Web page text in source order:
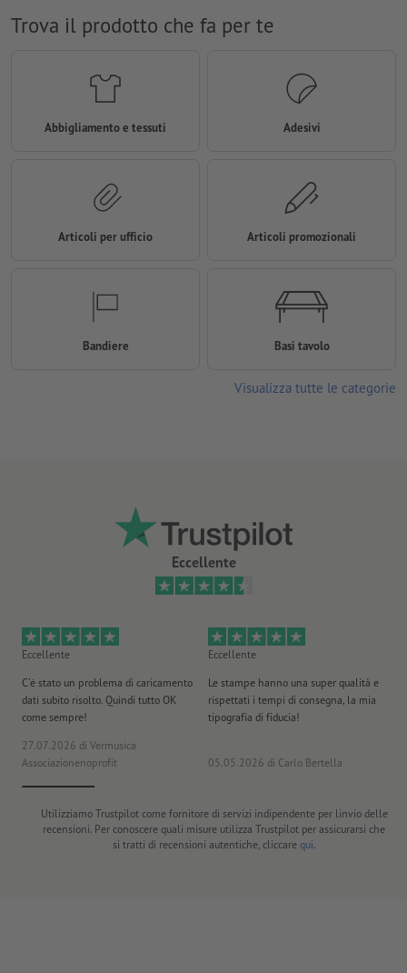
Eccellente
Eccellente
C'è stato un problema di caricamento
dati subito risolto. Quindi tutto OK
come sempre!
27.07.2026 di Vermusica
Associazionenoprofit
Eccellente
Le stampe hanno una super qualità e
rispettati i tempi di consegna, la mia
tipografia di fiducia!
05.05.2026 di Carlo Bertella
Utilizziamo Trustpilot come fornitore di servizi indipendente per linvio delle
recensioni. Per conoscere quali misure utilizza Trustpilot per assicurarsi che
si tratti di recensioni autentiche, cliccare qui
Trova il prodotto che fa per te
Abbigliamento e tessuti Adesivi
Articoli per ufficio Articoli promozionali
Bandiere Basi tavolo
Visualizza tutte le categorie